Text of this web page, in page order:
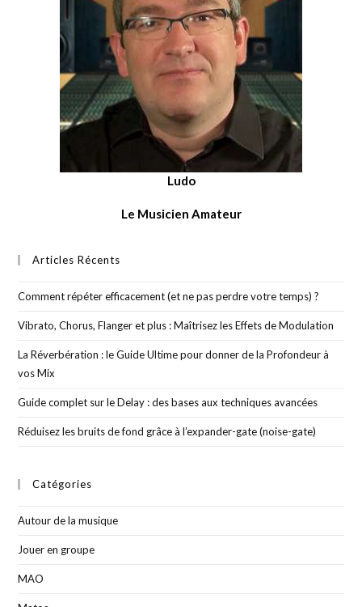
Ludo
Le Musicien Amateur
Articles Récents
Comment répéter efficacement (et ne pas perdre votre temps) ?
Vibrato, Chorus, Flanger et plus : Maîtrisez les Effets de Modulation
La Réverbération : le Guide Ultime pour donner de la Profondeur à
vos Mix
Guide complet sur le Delay : des bases aux techniques avancées
Réduisez les bruits de fond grâce à l’expander-gate (noise-gate)
Catégories
Autour de la musique
Jouer en groupe
MAO